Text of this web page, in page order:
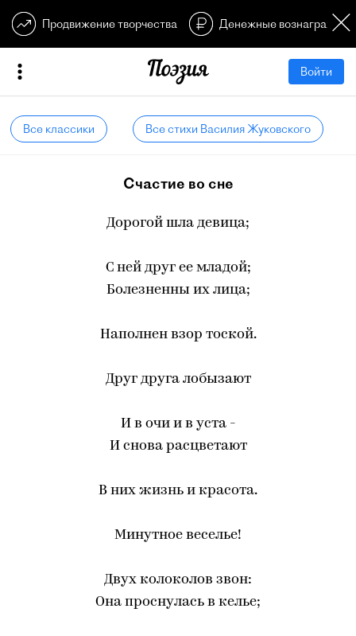
Продвижение творчества Денежные
Войти
Все классики Все стихи Василия Жуковского
Счастие во сне
Дорогой шла девица;
С ней друг ее младой;
Болезненны их лица;
Наполнен взор тоской.
Друг друга лобызают
И в очи и в уста -
И снова расцветают
В них жизнь и красота.
Минутное веселье!
Двух колоколов звон:
Она проснулась в келье;